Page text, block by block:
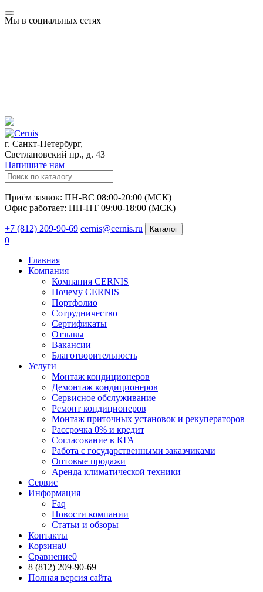
Мы в социальных сетях
г. Санкт-Петербург,
Светлановский пр., д. 43
Напишите нам
Приём заявок: ПН-ВС 08:00-20:00 (МСК)
Офис работает: ПН-ПТ 09:00-18:00 (МСК)
+7 (812) 209-90-69 cernis@cernis.ru Каталог
0
Главная
Компания
Компания CERNIS
Почему CERNIS
Портфолио
Сотрудничество
Сертификаты
Отзывы
Вакансии
Благотворительность
Услуги
Монтаж кондиционеров
Демонтаж кондиционеров
Сервисное обслуживание
Ремонт кондиционеров
Монтаж приточных установок и рекуператоров
Рассрочка 0% и кредит
Согласование в КГА
Работа с государственными заказчиками
Оптовые продажи
Аренда климатической техники
Сервис
Информация
Faq
Новости компании
Статьи и обзоры
Контакты
Корзина0
Сравнение0
8 (812) 209-90-69
Полная версия сайта